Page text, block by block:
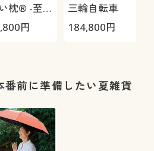
枕® -至
円
三輪自転車
184,800円
番前に準備したい夏雑貨